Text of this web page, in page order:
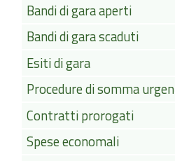
Bandi di gara aperti
Bandi di gara scaduti
Esiti di gara
Procedure di somma
Contratti prorogati
Spese economali